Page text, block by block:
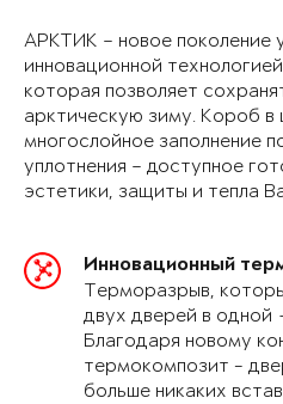
АРКТИК – новое поколение
инновационной
которая позволяет
арктическую зиму. Короб в
многослойное заполнение
уплотнения – доступное
эстетики, защиты и тепла
Инновационный
Терморазрыв,
двух дверей в одной
Благодаря новому
термокомпозит -
больше никаких